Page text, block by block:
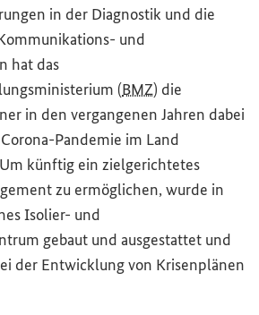
in der Diagnostik und die
und
hat das
(BMZ) die
in den vergangenen Jahren dabei
Pandemie im Land
künftig ein zielgerichtetes
zu ermöglichen, wurde in
Isolier- und
gebaut und ausgestattet und
der Entwicklung von Krisenplänen